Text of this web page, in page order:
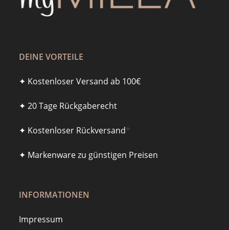
DEINE VORTEILE
✦ Kostenloser Versand ab 100€
✦ 20 Tage Rückgaberecht
✦ Kostenloser Rückversand*
✦ Markenware zu günstigen Preisen
INFORMATIONEN
Impressum